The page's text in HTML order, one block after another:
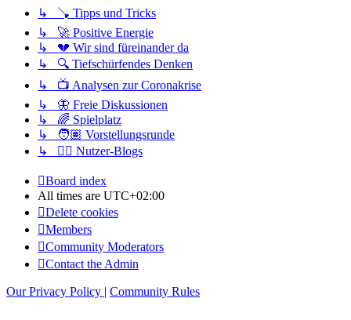
↳ 🪠 Tipps und Tricks
↳ 🚀 Positive Energie
↳ 💔 Wir sind füreinander da
↳ 🔍 Tiefschürfendes Denken
↳ 📺 Analysen zur Coronakrise
↳ 🦋 Freie Diskussionen
↳ 🌈 Spielplatz
↳ 🧑🏽 Vorstellungsrunde
↳ ✍🏽 Nutzer-Blogs
Board index
All times are UTC+02:00
Delete cookies
Members
Community Moderators
Contact the Admin
Our Privacy Policy | Community Rules